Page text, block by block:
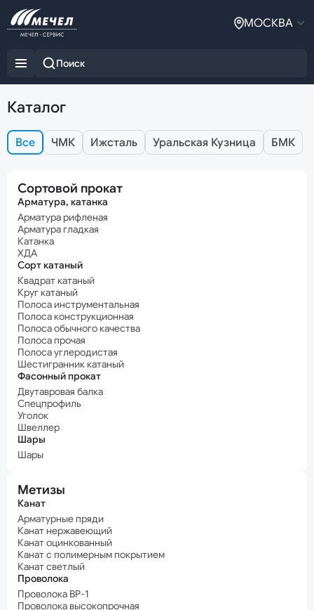
МОСКВА
Каталог
Все ЧМК Ижсталь Уральская Кузница БМК
Сортовой прокат
Арматура, катанка
Арматура рифленая
Арматура гладкая
Катанка
ХДА
Сорт катаный
Квадрат катаный
Круг катаный
Полоса инструментальная
Полоса конструкционная
Полоса обычного качества
Полоса прочая
Полоса углеродистая
Шестигранник катаный
Фасонный прокат
Двутавровая балка
Спецпрофиль
Уголок
Швеллер
Шары
Шары
Метизы
Канат
Арматурные пряди
Канат нержавеющий
Канат оцинкованный
Канат с полимерным покрытием
Канат светлый
Проволока
Проволока ВР-1
Проволока высокопрочная